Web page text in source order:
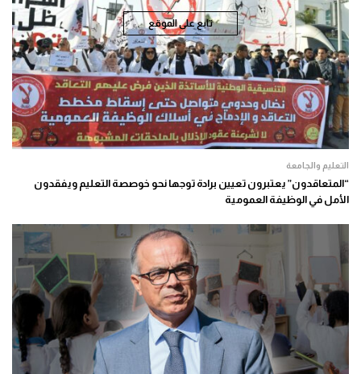
تابع على الموقع
التعليم والجامعة
“المتعاقدون” يعتبرون تعيين برادة توجها نحو خوصصة التعليم ويفقدون
الأمل في الوظيفة العمومية